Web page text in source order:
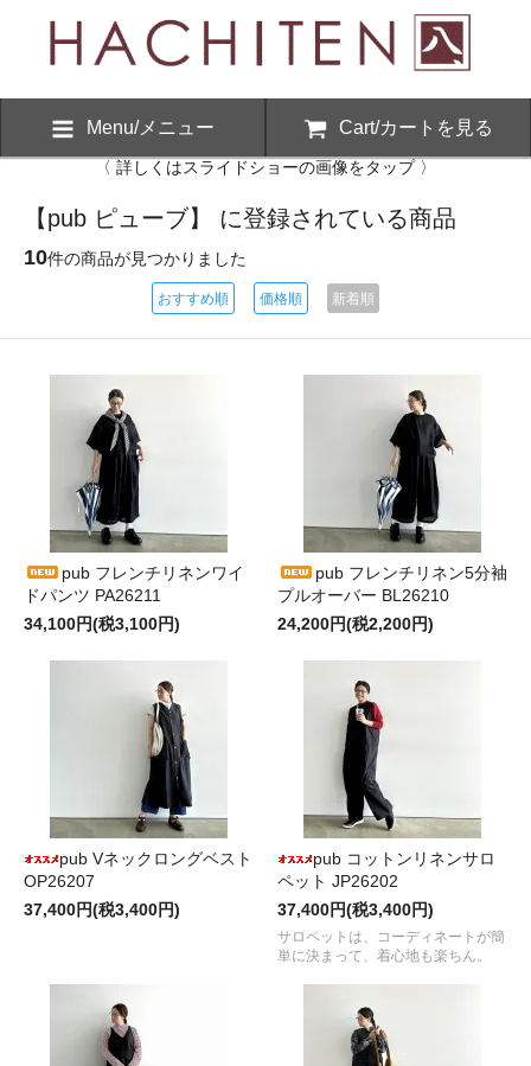
Menu/メニュー Cart/カートを見る
〈 詳しくはスライドショーの画像をタップ 〉
【pub ピューブ】 に登録されている商品
10件の商品が見つかりました
おすすめ順 価格順 新着順
pub フレンチリネンワイ
ドパンツ PA26211
34,100円(税3,100円)
pub フレンチリネン5分袖
プルオーバー BL26210
24,200円(税2,200円)
pub Vネックロングベスト
OP26207
37,400円(税3,400円)
pub コットンリネンサロ
ペット JP26202
37,400円(税3,400円)
サロペットは、コーディネートが簡
単に決まって、着心地も楽ちん。